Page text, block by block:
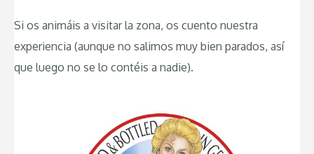
Si os animáis a visitar la zona, os cuento nuestra
experiencia (aunque no salimos muy bien parados, así
que luego no se lo contéis a nadie).